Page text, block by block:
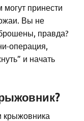
принести
Вы не
правда?
операция,
и начать
крыжовника